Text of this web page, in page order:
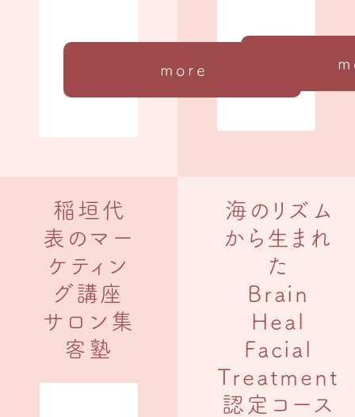
more
稲垣代
表のマー
ケティン
グ講座
サロン集
客塾
海のリズム
から生まれ
た
Brain
Heal
Facial
Treatment
認定コース